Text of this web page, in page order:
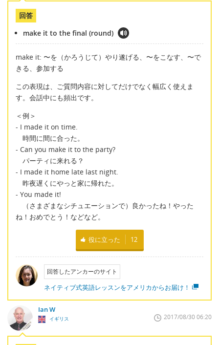
回答
make it to the final (round)
make it: 〜を（かろうじて）やり遂げる、〜をこなす、〜で
きる、参加する
この表現は、ご質問内容に対してだけでなく幅広く使えま
す。会話中にも頻出です。
＜例＞
- I made it on time.
時間に間に合った。
- Can you make it to the party?
パーティに来れる？
- I made it home late last night.
昨夜遅くにやっと家に帰れた。
- You made it!
（さまざまなシチュエーションで）良かったね！やった
ね！おめでとう！などなど。
役に立った 12
回答したアンカーのサイト
ネイティブ式英語レッスンをアメリカからお届け！
Ian W
イギリス 2017/08/30 06:20